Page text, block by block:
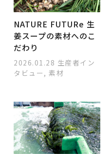
NATURE FUTURe 生
姜スープの素材へのこ
だわり
2026.01.28 生産者イン
タビュー, 素材